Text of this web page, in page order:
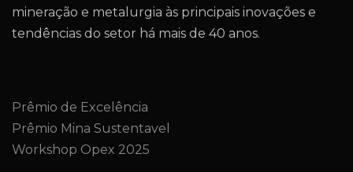
mineração e metalurgia às principais inovações e
tendências do setor há mais de 40 anos.
Prêmio de Excelência
Prêmio Mina Sustentavel
Workshop Opex 2025